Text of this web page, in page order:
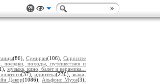
(86),Сумиран(106), Спросите
поездки, походы, путешествия и
музыка, кино, балет и керамика...
(37), идиотека(230), знаки,
Декор(1086), Альфонс Муха(3),